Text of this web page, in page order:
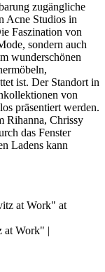
zugängliche
Acne Studios in
Faszination von
sondern auch
wunderschönen
ist. Der Standort in
von
präsentiert werden.
Rihanna, Chrissy
das Fenster
Ladens kann
at Work" |